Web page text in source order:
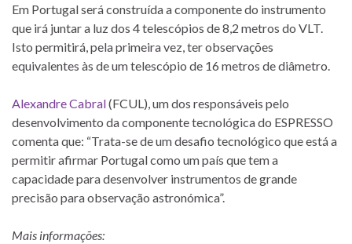
Em Portugal será construída a componente do instrumento
que irá juntar a luz dos 4 telescópios de 8,2 metros do VLT.
Isto permitirá, pela primeira vez, ter observações
equivalentes às de um telescópio de 16 metros de diâmetro.
Alexandre Cabral(FCUL), um dos responsáveis pelo
desenvolvimento da componente tecnológica do ESPRESSO
comenta que: “Trata-se de um desafio tecnológico que está a
permitir afirmar Portugal como um país que tem a
capacidade para desenvolver instrumentos de grande
precisão para observação astronómica”.
Mais informações: